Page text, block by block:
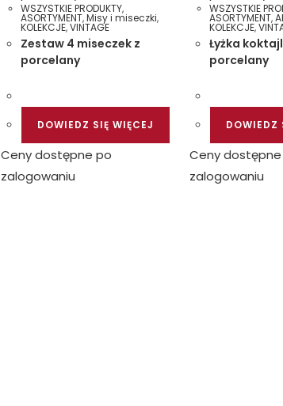
WSZYSTKIE PRODUKTY,
ASORTYMENT,Misy i miseczki,
KOLEKCJE,VINTAGE
Zestaw 4 miseczek z
porcelany
DOWIEDZ SIĘ WIĘCEJ
Ceny dostępne po
zalogowaniu
WSZYSTKIE
ASORTYMENT,
KOLEKCJE,
Łyżka
porcelany
DOWIEDZ
Ceny
zalogowaniu